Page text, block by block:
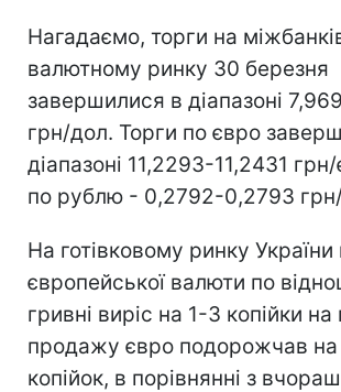
Нагадаємо, торги на
валютному ринку 30 березня
завершилися в діапазоні
грн/дол. Торги по євро
діапазоні 11,2293-11,2431
по рублю - 0,2792-0,2793
На готівковому ринку України
європейської валюти по
гривні виріс на 1-3 копійки на
продажу євро подорожчав
копійок, в порівнянні з